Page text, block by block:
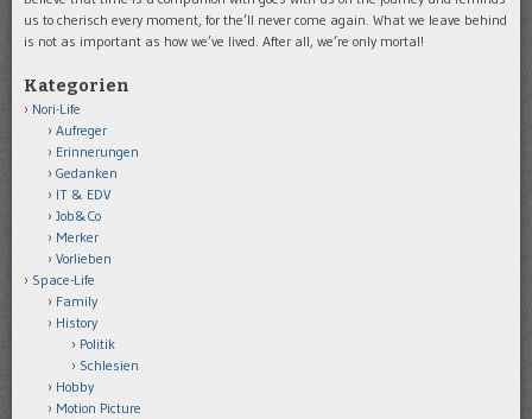
us to cherisch every moment, for the’ll never come again. What we leave behind
is not as important as how we’ve lived. After all, we’re only mortal!
Kategorien
Nori-Life
Aufreger
Erinnerungen
Gedanken
IT & EDV
Job&Co
Merker
Vorlieben
Space-Life
Family
History
Politik
Schlesien
Hobby
Motion Picture